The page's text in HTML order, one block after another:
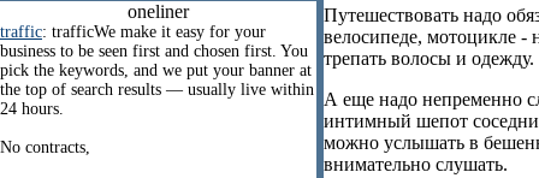
oneliner
traffic: trafficWe make it easy for your
business to be seen first and chosen first. You
pick the keywords, and we put your banner at
the top of search results — usually live within
24 hours.
No contracts,
Путешествовать надо
велосипеде, мотоцикле -
трепать волосы и одежду.
А еще надо непременно
интимный шепот
можно услышать в
внимательно слушать.